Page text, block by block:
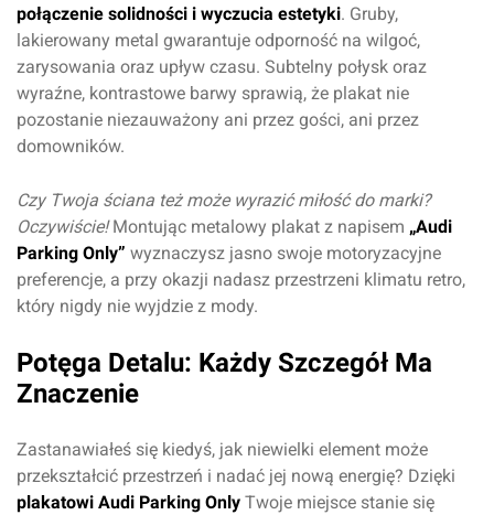
połączenie solidności i wyczucia estetyki. Gruby,
lakierowany metal gwarantuje odporność na wilgoć,
zarysowania oraz upływ czasu. Subtelny połysk oraz
wyraźne, kontrastowe barwy sprawią, że plakat nie
pozostanie niezauważony ani przez gości, ani przez
domowników.
Czy Twoja ściana też może wyrazić miłość do marki?
Oczywiście!Montując metalowy plakat z napisem „Audi
Parking Only” wyznaczysz jasno swoje motoryzacyjne
preferencje, a przy okazji nadasz przestrzeni klimatu retro,
który nigdy nie wyjdzie z mody.
Potęga Detalu: Każdy Szczegół Ma
Znaczenie
Zastanawiałeś się kiedyś, jak niewielki element może
przekształcić przestrzeń i nadać jej nową energię? Dzięki
plakatowi Audi Parking Only Twoje miejsce stanie się